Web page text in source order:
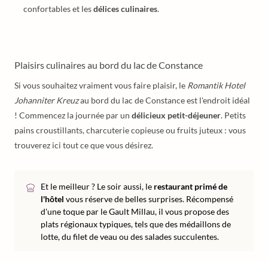
confortables et lesdélices culinaires.
Plaisirs culinaires au bord du lac de Constance
Si vous souhaitez vraiment vous faire plaisir, le Romantik Hotel
Johanniter Kreuzau bord du lac de Constance est l'endroit idéal
! Commencez la journée par un délicieux petit-déjeuner. Petits
pains croustillants, charcuterie copieuse ou fruits juteux : vous
trouverez ici tout ce que vous désirez.
Et le meilleur ? Le soir aussi, le restaurant primé de
l'hôtel vous réserve de belles surprises. Récompensé
d'une toque par le Gault Millau, il vous propose des
plats régionaux typiques, tels que des médaillons de
lotte, du filet de veau ou des salades succulentes.